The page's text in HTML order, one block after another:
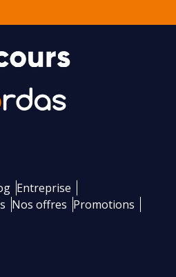
Entreprise
Nos offres Promotions